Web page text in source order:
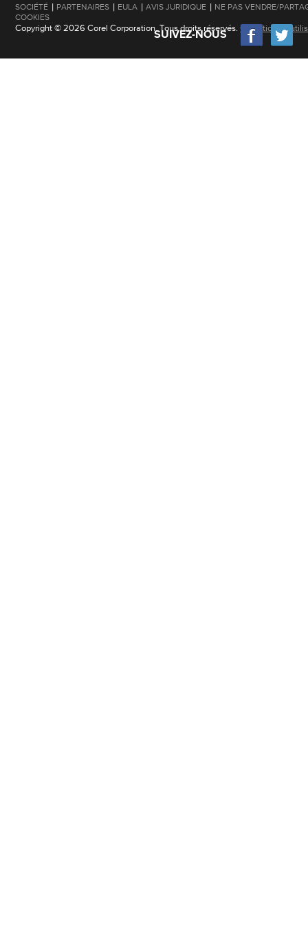
SOCIÉTÉ | PARTENAIRES | EULA | AVIS JURIDIQUE | NE PAS VENDRE/
COOKIES
Copyright © 2026 Corel Corporation. Tous droits réservés.Conditions
SUIVEZ-NOUS